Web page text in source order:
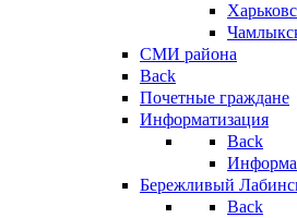
СМИ района
Back
Почетные граждане
Информатизация
Back
Бережливый
Back